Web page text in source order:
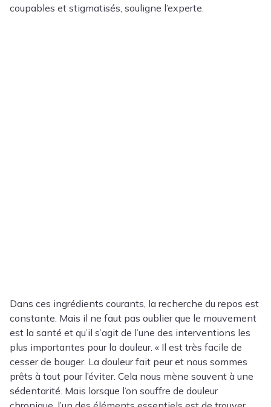
coupables et stigmatisés, souligne l’experte.
Dans ces ingrédients courants, la recherche du repos est
constante. Mais il ne faut pas oublier que le mouvement
est la santé et qu’il s’agit de l’une des interventions les
plus importantes pour la douleur. « Il est très facile de
cesser de bouger. La douleur fait peur et nous sommes
prêts à tout pour l’éviter. Cela nous mène souvent à une
sédentarité. Mais lorsque l’on souffre de douleur